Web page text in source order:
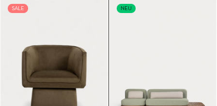
SALE NEU